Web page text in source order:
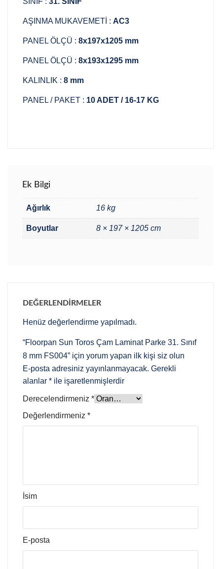
AŞINMA MUKAVEMETİ : AC3
PANEL ÖLÇÜ : 8x197x1205 mm
PANEL ÖLÇÜ : 8x193x1295 mm
KALINLIK : 8 mm
PANEL / PAKET : 10 ADET / 16-17 KG
Ek Bilgi
Ağırlık 16 kg
Boyutlar 8 × 197 × 1205 cm
DEĞERLENDIRMELER
Henüz değerlendirme yapılmadı.
“Floorpan Sun Toros Çam Laminat Parke 31. Sınıf
8 mm FS004” için yorum yapan ilk kişi siz olun
E-posta adresiniz yayınlanmayacak. Gerekli
alanlar * ile işaretlenmişlerdir
Derecelendirmeniz *
Değerlendirmeniz *
İsim
E-posta